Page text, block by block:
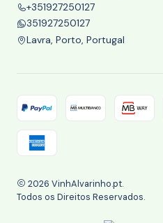
+351927250127
351927250127
Lavra, Porto, Portugal
2026 VinhAlvarinho.pt.
Todos os Direitos Reservados.